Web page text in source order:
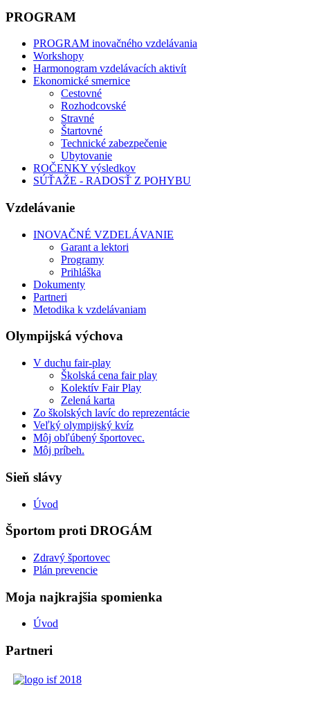
PROGRAM
PROGRAM inovačného vzdelávania
Workshopy
Harmonogram vzdelávacích aktivít
Ekonomické smernice
Cestovné
Rozhodcovské
Stravné
Štartovné
Technické zabezpečenie
Ubytovanie
ROČENKY výsledkov
SÚŤAŽE - RADOSŤ Z POHYBU
Vzdelávanie
INOVAČNÉ VZDELÁVANIE
Garant a lektori
Programy
Prihláška
Dokumenty
Partneri
Metodika k vzdelávaniam
Olympijská výchova
V duchu fair-play
Školská cena fair play
Kolektív Fair Play
Zelená karta
Zo školských lavíc do reprezentácie
Veľký olympijský kvíz
Môj obľúbený športovec.
Môj príbeh.
Sieň slávy
Úvod
Športom proti DROGÁM
Zdravý športovec
Plán prevencie
Moja najkrajšia spomienka
Úvod
Partneri